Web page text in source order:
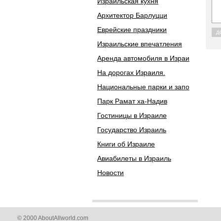
Архитектор Барлуцци
Еврейские праздники
Израильские впечатления
Аренда автомобиля в Израи
На дорогах Израиля.
Национальные парки и запо
Парк Рамат ха-Надив
Гостиницы в Израиле
Государство Израиль
Книги об Израиле
Авиабилеты в Израиль
Новости
© 2000 AboutAllworld.com